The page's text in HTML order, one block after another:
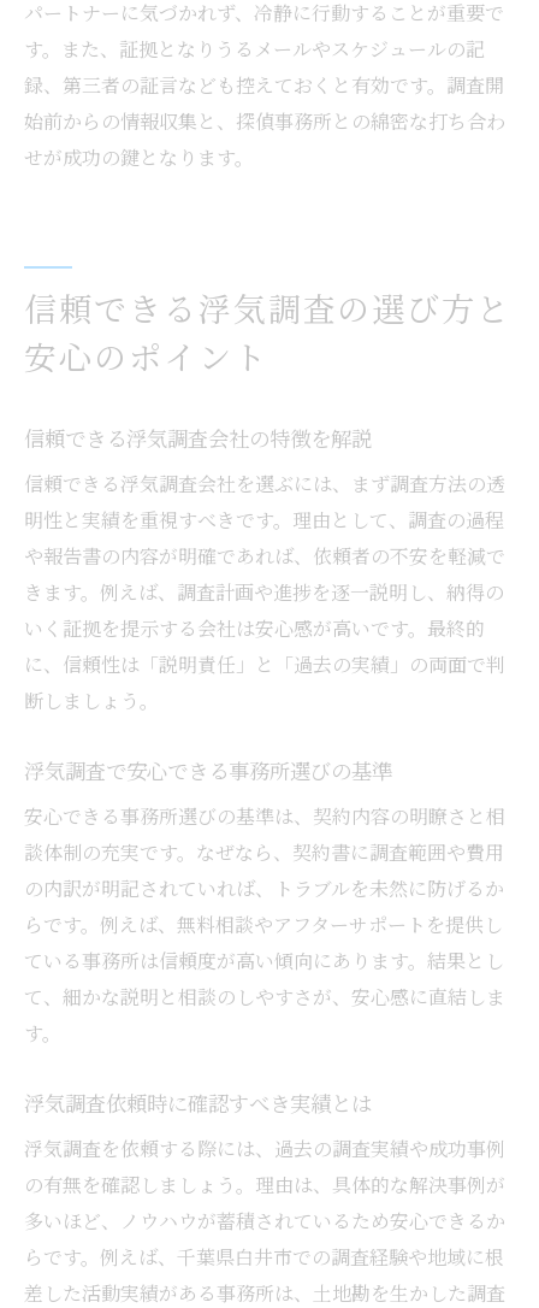
パートナーに気づかれず、冷静に行動することが重要で
す。また、証拠となりうるメールやスケジュールの記
録、第三者の証言なども控えておくと有効です。調査開
始前からの情報収集と、探偵事務所との綿密な打ち合わ
せが成功の鍵となります。
信頼できる浮気調査の選び方と
安心のポイント
信頼できる浮気調査会社の特徴を解説
信頼できる浮気調査会社を選ぶには、まず調査方法の透
明性と実績を重視すべきです。理由として、調査の過程
や報告書の内容が明確であれば、依頼者の不安を軽減で
きます。例えば、調査計画や進捗を逐一説明し、納得の
いく証拠を提示する会社は安心感が高いです。最終的
に、信頼性は「説明責任」と「過去の実績」の両面で判
断しましょう。
浮気調査で安心できる事務所選びの基準
安心できる事務所選びの基準は、契約内容の明瞭さと相
談体制の充実です。なぜなら、契約書に調査範囲や費用
の内訳が明記されていれば、トラブルを未然に防げるか
らです。例えば、無料相談やアフターサポートを提供し
ている事務所は信頼度が高い傾向にあります。結果とし
て、細かな説明と相談のしやすさが、安心感に直結しま
す。
浮気調査依頼時に確認すべき実績とは
浮気調査を依頼する際には、過去の調査実績や成功事例
の有無を確認しましょう。理由は、具体的な解決事例が
多いほど、ノウハウが蓄積されているため安心できるか
らです。例えば、千葉県白井市での調査経験や地域に根
差した活動実績がある事務所は、土地勘を生かした調査